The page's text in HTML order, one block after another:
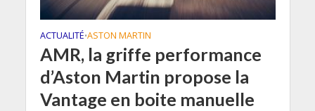
ACTUALITÉ•ASTON MARTIN
AMR, la griffe performance
d’Aston Martin propose la
Vantage en boite manuelle